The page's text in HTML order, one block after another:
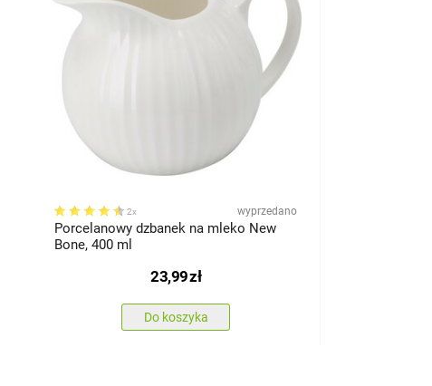
2x wyprzedano
Porcelanowy dzbanek na mleko New
Bone, 400 ml
23,99zł
Do koszyka